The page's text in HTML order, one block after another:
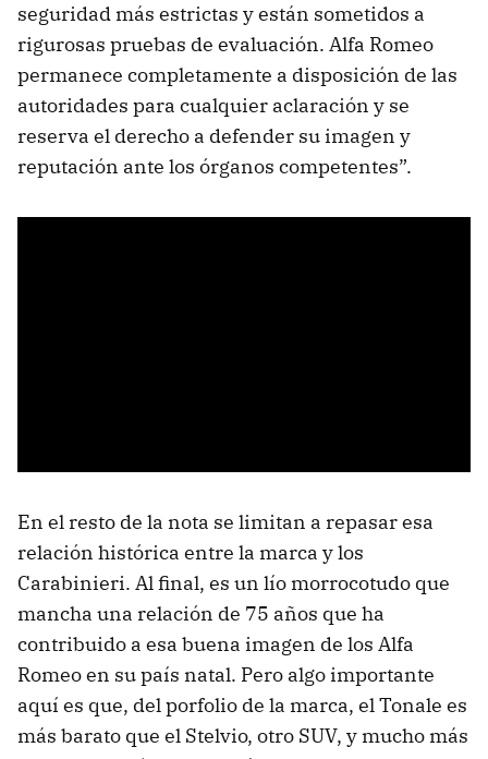
seguridad más estrictas y están sometidos a
rigurosas pruebas de evaluación. Alfa Romeo
permanece completamente a disposición de las
autoridades para cualquier aclaración y se
reserva el derecho a defender su imagen y
reputación ante los órganos competentes”.
En el resto de la nota se limitan a repasar esa
relación histórica entre la marca y los
Carabinieri. Al final, es un lío morrocotudo que
mancha una relación de 75 años que ha
contribuido a esa buena imagen de los Alfa
Romeo en su país natal. Pero algo importante
aquí es que, del porfolio de la marca, el Tonale es
más barato que el Stelvio, otro SUV, y mucho más